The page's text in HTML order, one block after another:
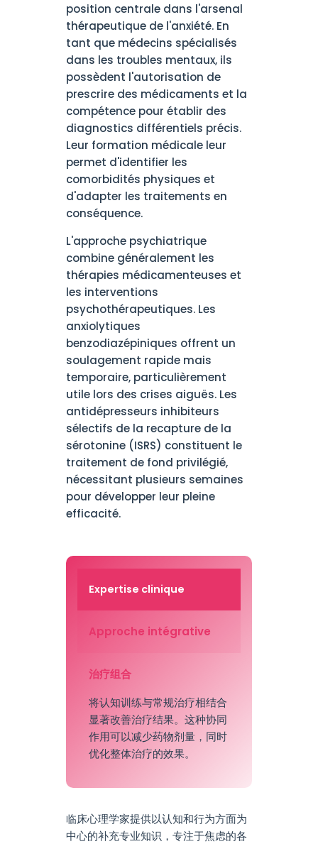
position centrale dans l'arsenal
thérapeutique de l'anxiété. En
tant que médecins spécialisés
dans les troubles mentaux, ils
possèdent l'autorisation de
prescrire des médicaments et la
compétence pour établir des
diagnostics différentiels précis.
Leur formation médicale leur
permet d'identifier les
comorbidités physiques et
d'adapter les traitements en
conséquence.
L'approche psychiatrique
combine généralement les
thérapies médicamenteuses et
les interventions
psychothérapeutiques. Les
anxiolytiques
benzodiazépiniques offrent un
soulagement rapide mais
temporaire, particulièrement
utile lors des crises aiguës. Les
antidépresseurs inhibiteurs
sélectifs de la recapture de la
sérotonine (ISRS) constituent le
traitement de fond privilégié,
nécessitant plusieurs semaines
pour développer leur pleine
efficacité.
Expertise clinique
Approche intégrative
治疗组合
将认知训练与常规治疗相结合
显著改善治疗结果。这种协同
作用可以减少药物剂量，同时
优化整体治疗的效果。
临床心理学家提供以认知和行为方面为
中心的补充专业知识，专注于焦虑的各